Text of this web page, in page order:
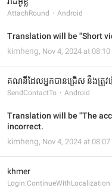
AttachRound Android
Translation will be "Short
kimheng, Nov 4, 2024 at 08:10
គណនីដែលអ្នកបានជ្រើស នឹងត្រូវផ្
SendContactTo Android
Translation will be "The
incorrect.
kimheng, Nov 4, 2024 at 08:07
khmer
Login.ContinueWithLocalization